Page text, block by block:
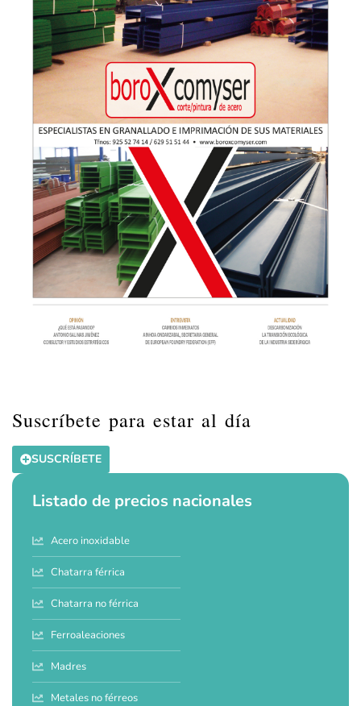
Suscríbete para estar al día
SUSCRÍBETE
Listado de precios nacionales
Acero inoxidable
Chatarra férrica
Chatarra no férrica
Ferroaleaciones
Madres
Metales no férreos